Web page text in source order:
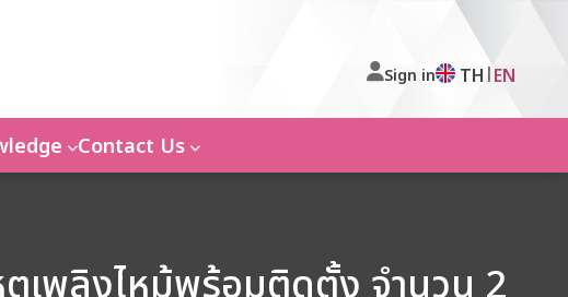
Sign in TH | EN
Contact Us
ตุเพลิงไหม้พร้อมติดตั้ง จำนวน 2